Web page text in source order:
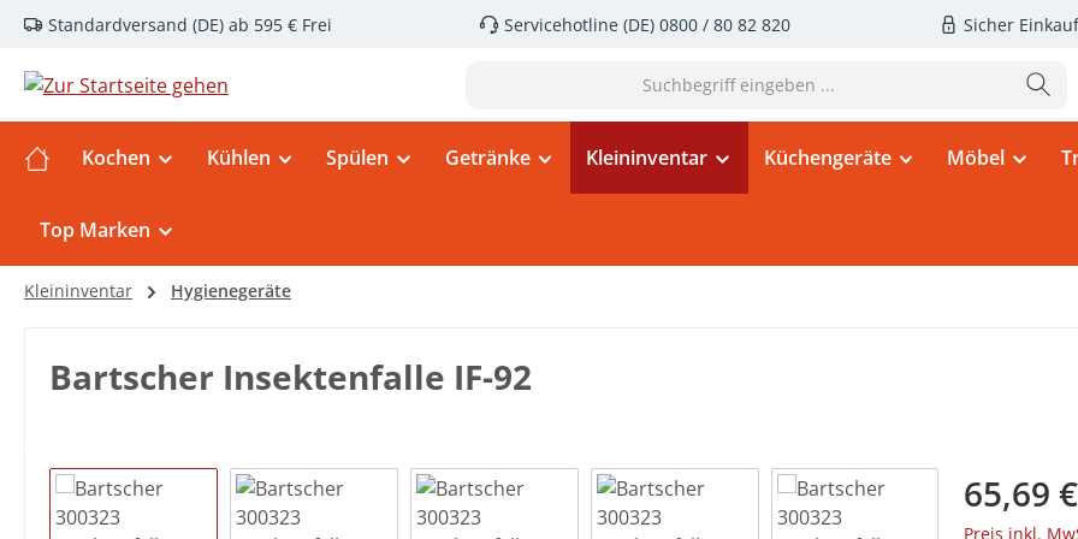
Hauptinhalt springen
Zur Suche springen
Zur Hauptnavigation springen
Standardversand (DE) ab 595 € Frei Servicehotline (DE) 0800 / 80 82 820 Sicher
Kochen Kühlen Spülen Getränke Kleininventar Küchengeräte Möbel
Top Marken
Kleininventar Hygienegeräte
Bartscher Insektenfalle IF-92
Bildergalerie überspringen Regulärer
65,69 €
Preis inkl.